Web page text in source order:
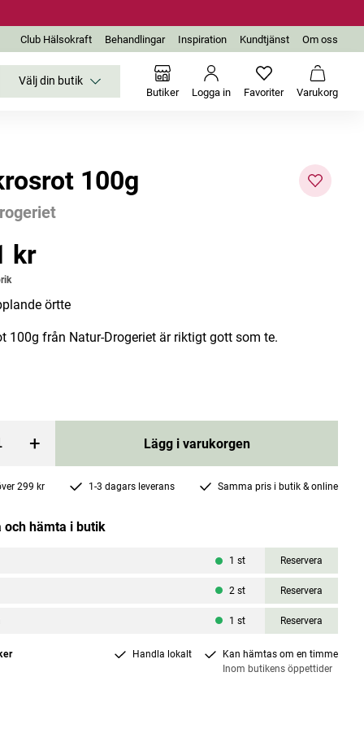
Club Hälsokraft Behandlingar Inspiration Kundtjänst Om oss
Välj din butik
Butiker Logga in FavoriterInga favoriter
Varukorg
Lägg i varukorgen
100g
krkr
örtte
100g från Natur-Drogeriet är riktigt gott som te.
+ Lägg i varukorgen
299 kr 1-3 dagars leverans Samma pris i butik & online
och hämta i butik
1 st Reservera
2 st Reservera
1 st Reservera
Handla lokalt
Kan hämtas om en timme
Inom butikens öppettider